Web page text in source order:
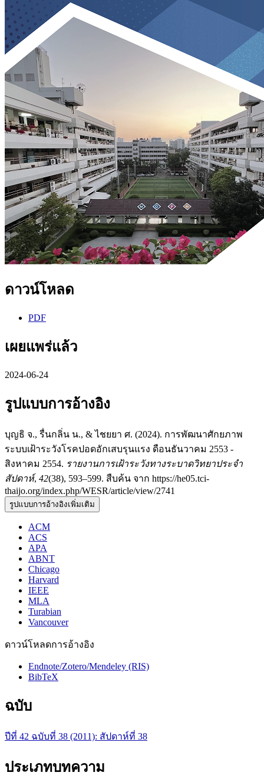
ดาวน์โหลด
PDF
เผยแพร่แล้ว
2024-06-24
รูปแบบการอ้างอิง
บุญธิ จ., รื่นกลิ่น น., & ไชยยา ศ. (2024). การพัฒนาศักยภาพ
ระบบเฝ้าระวังโรคปอดอักเสบรุนแรง ดือนธันวาคม 2553 -
สิงหาคม 2554. รายงานการเฝ้าระวังทางระบาดวิทยาประจำ
สัปดาห์, 42(38), 593–599. สืบค้น จาก https://he05.tci-
thaijo.org/index.php/WESR/article/view/2741
รูปแบบการอ้างอิงเพิ่มเติม
ACM
ACS
APA
ABNT
Chicago
Harvard
IEEE
MLA
Turabian
Vancouver
ดาวน์โหลดการอ้างอิง
Endnote/Zotero/Mendeley (RIS)
BibTeX
ฉบับ
ปีที่ 42 ฉบับที่ 38 (2011): สัปดาห์ที่ 38
ประเภทบทความ